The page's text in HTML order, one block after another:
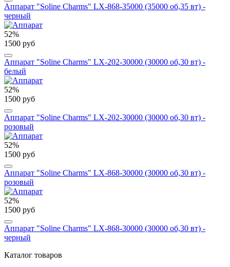
Аппарат "Soline Charms" LX-868-35000 (35000 об,35 вт) -
черный
52%
1500 руб
Аппарат "Soline Charms" LX-202-30000 (30000 об,30 вт) -
белый
52%
1500 руб
Аппарат "Soline Charms" LX-202-30000 (30000 об,30 вт) -
розовый
52%
1500 руб
Аппарат "Soline Charms" LX-868-30000 (30000 об,30 вт) -
розовый
52%
1500 руб
Аппарат "Soline Charms" LX-868-30000 (30000 об,30 вт) -
черный
Каталог товаров